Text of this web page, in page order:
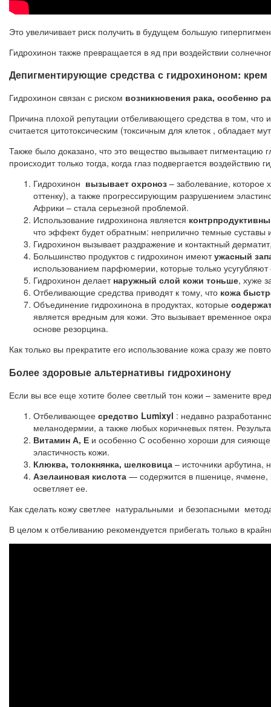
Это увеличивает риск получить в будущем большую
Гидрохинон также превращается в яд при воздействии
Депигментирующие средства с гидрохиноном:
Гидрохинон связан с риском возникновения рака, особенно
Причина плохой репутации отбеливающего средства в том,
считается цитотоксическим (токсичным для клеток , обладает
Также было доказано, что это вещество вызывает
происходит только тогда, когда глаз подвергается
Гидрохинон вызывает охроноз – заболевание, которое
оттенку), а также прогрессирующим разрушением
Африки – стала серьезной проблемой.
Использование гидрохинона является
что эффект будет обратным: неприлично темные
Гидрохинон вызывает раздражение и контактный
Большинство продуктов с гидрохинон имеютужасный
использованием парфюмерии, которые только
Гидрохинон делает наружный слой кожи тоньше, хуже
Отбеливающие средства приводят к тому, что кожа
Объединение гидрохинона в продуктах, которые
является вредным для кожи. Это вызывает временное
основе резорцина.
Как только вы прекратите его использование кожа сразу же
Более здоровые альтернативы гидрохинону
Если вы все еще хотите более светлый тон кожи – замените
Отбеливающее средство Lumixyl : недавно
меланодермии, а также любых коричневых пятен.
Витамин А, Е и особенно С особенно хороши для
эластичность кожи.
Клюква, толокнянка, шелковица – источники арбутина,
Азелаиновая кислота — содержится в пшенице, ячмене,
осветляет ее.
Как сделать кожу светлее натуральными и безопасными
В целом к отбеливанию рекомендуется прибегать только в